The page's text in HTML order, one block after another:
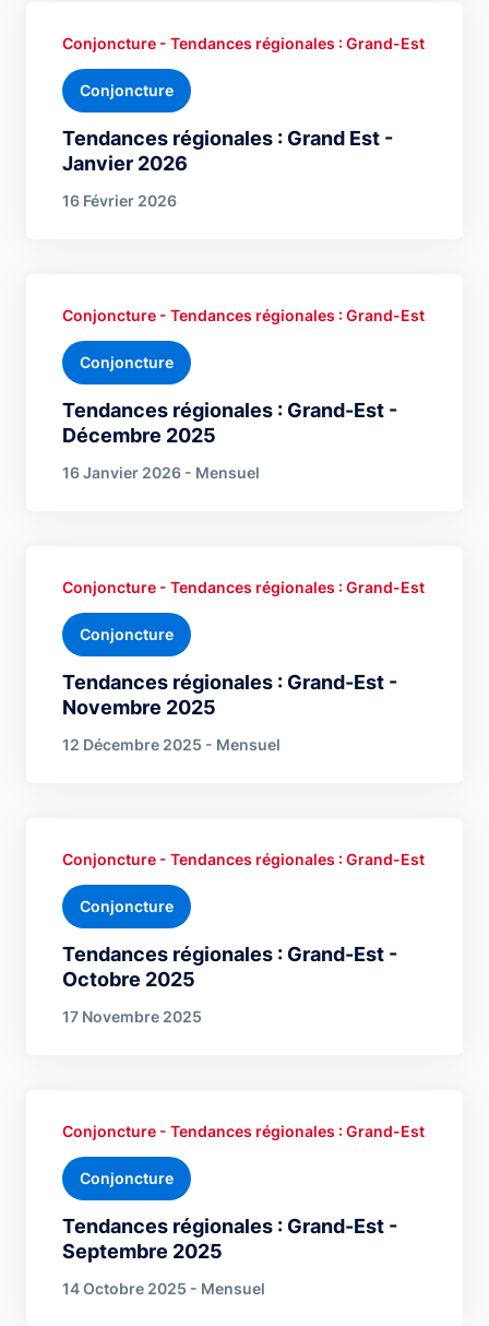
Tendances régionales : Grand Est -
Janvier 2026
Conjoncture - Tendances régionales : Grand-Est
Conjoncture
16 Février 2026
Tendances régionales : Grand-Est -
Décembre 2025
Conjoncture - Tendances régionales : Grand-Est
Conjoncture
16 Janvier 2026 - Mensuel
Tendances régionales : Grand-Est -
Novembre 2025
Conjoncture - Tendances régionales : Grand-Est
Conjoncture
12 Décembre 2025 - Mensuel
Tendances régionales : Grand-Est -
Octobre 2025
Conjoncture - Tendances régionales : Grand-Est
Conjoncture
17 Novembre 2025
Tendances régionales : Grand-Est -
Septembre 2025
Conjoncture - Tendances régionales : Grand-Est
Conjoncture
14 Octobre 2025 - Mensuel